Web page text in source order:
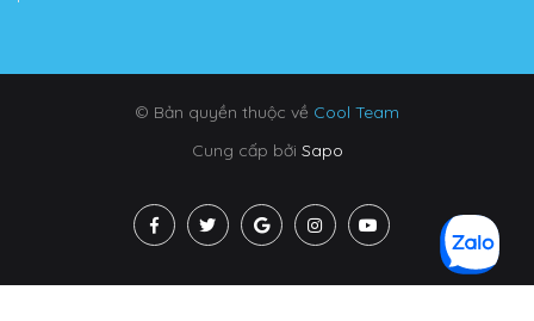
© Bản quyền thuộc về Cool Team
Cung cấp bởi Sapo